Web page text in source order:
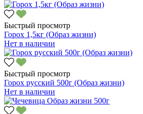
Быстрый просмотр
Горох 1,5кг (Образ жизни)
Нет в наличии
Быстрый просмотр
Горох русский 500г (Образ жизни)
Нет в наличии